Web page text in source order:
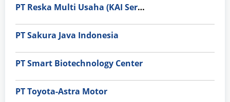
PT Reska Multi Usaha (KAI Services)
PT Sakura Java Indonesia
PT Smart Biotechnology Center
PT Toyota-Astra Motor